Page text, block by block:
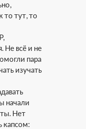
то тут, то
Не всё и не
пара
изучать
начали
Нет
капсом: